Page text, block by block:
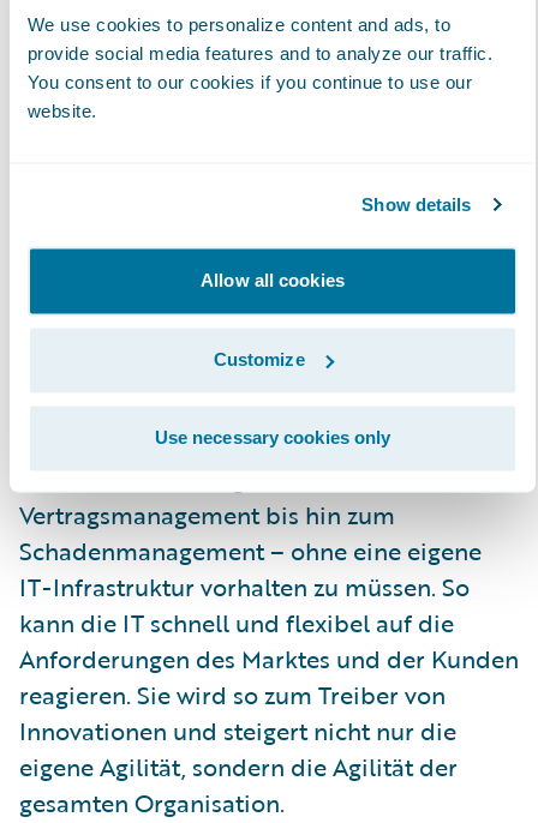
We use cookies to personalize content and ads, to
provide social media features and to analyze our traffic.
You consent to our cookies if you continue to use our
website.
Show details
Allow all cookies
Customize
Use necessary cookies only
small, grow fast“ bereitgestellt werden, wenn
das Geschäft wächst oder um auf ein
Marktbedürfnis zu reagieren. Eigene
langfristige Investitionen in Soft- und
Cloud-Nutzung nur eine nutzungsabhängige
✓ Steigerung der Agilität in der IT und im
Fachbereich: Durch die Cloud können
entlang der gesamten Wertschöpfungskette
innovative Technologien „as a service“
eingesetzt werden, angefangen von der
Produktentwicklung über das
Vertragsmanagement bis hin zum
Schadenmanagement – ohne eine eigene
IT-Infrastruktur vorhalten zu müssen. So
kann die IT schnell und flexibel auf die
Anforderungen des Marktes und der Kunden
reagieren. Sie wird so zum Treiber von
Innovationen und steigert nicht nur die
eigene Agilität, sondern die Agilität der
gesamten Organisation.